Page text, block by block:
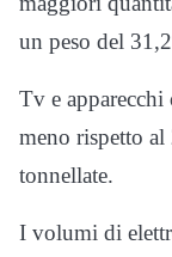
un peso del
Tv e
meno rispetto
tonnellate.
I volumi di